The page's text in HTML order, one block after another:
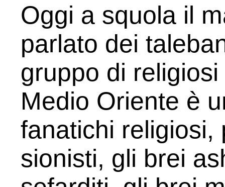
Oggi a squola il
parlato dei
gruppo di
Medio Oriente è
fanatichi religiosi,
sionisti, gli brei